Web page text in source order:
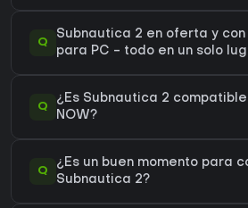
Q
Subnautica 2 en oferta y
para PC - todo en un solo
Q
¿Es Subnautica 2
NOW?
Q
¿Es un buen momento para
Subnautica 2?